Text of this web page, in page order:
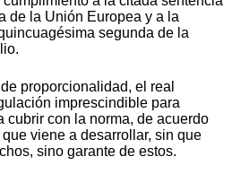
de la Unión Europea y a la
segunda de la
proporcionalidad, el real
imprescindible para
cubrir con la norma, de acuerdo
viene a desarrollar, sin que
sino garante de estos.